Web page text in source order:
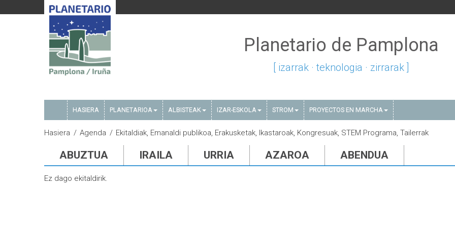
Planetario de Pamplona
[ izarrak · teknologia · zirrarak ]
HASIERA PLANETARIOA ALBISTEAK IZAR-ESKOLA STROM PROYECTOS EN MARCHA
Hasiera Agenda Ekitaldiak, Emanaldi publikoa, Erakusketak, Ikastaroak, Kongresuak, STEM Programa, Tailerrak
ABUZTUA IRAILA URRIA AZAROA ABENDUA
Ez dago ekitaldirik.